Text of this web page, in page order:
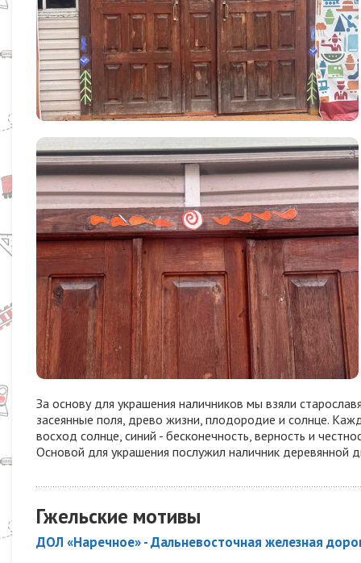
За основу для украшения наличников мы взяли
засеянные поля, древо жизни, плодородие и солнце.
восход солнце, синий - бесконечность, верность и
Основой для украшения послужил наличник деревянной
Гжельские мотивы
ДОЛ «Наречное» - Дальневосточная железная